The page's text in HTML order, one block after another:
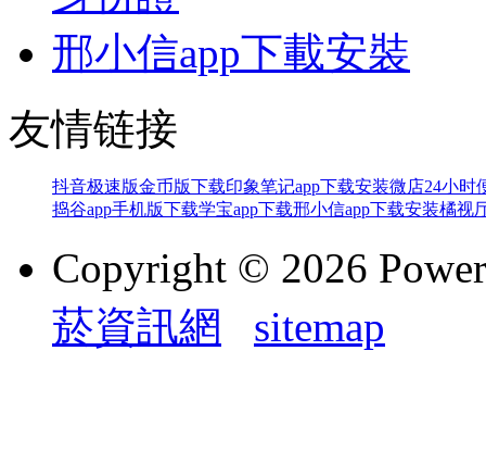
邢小信app下載安裝
友情链接
抖音极速版金币版下载印象笔记app下载安装微店24小时
捣谷app手机版下载学宝app下载邢小信app下载安装橘视
Copyright © 2026
菸資訊網
sitemap